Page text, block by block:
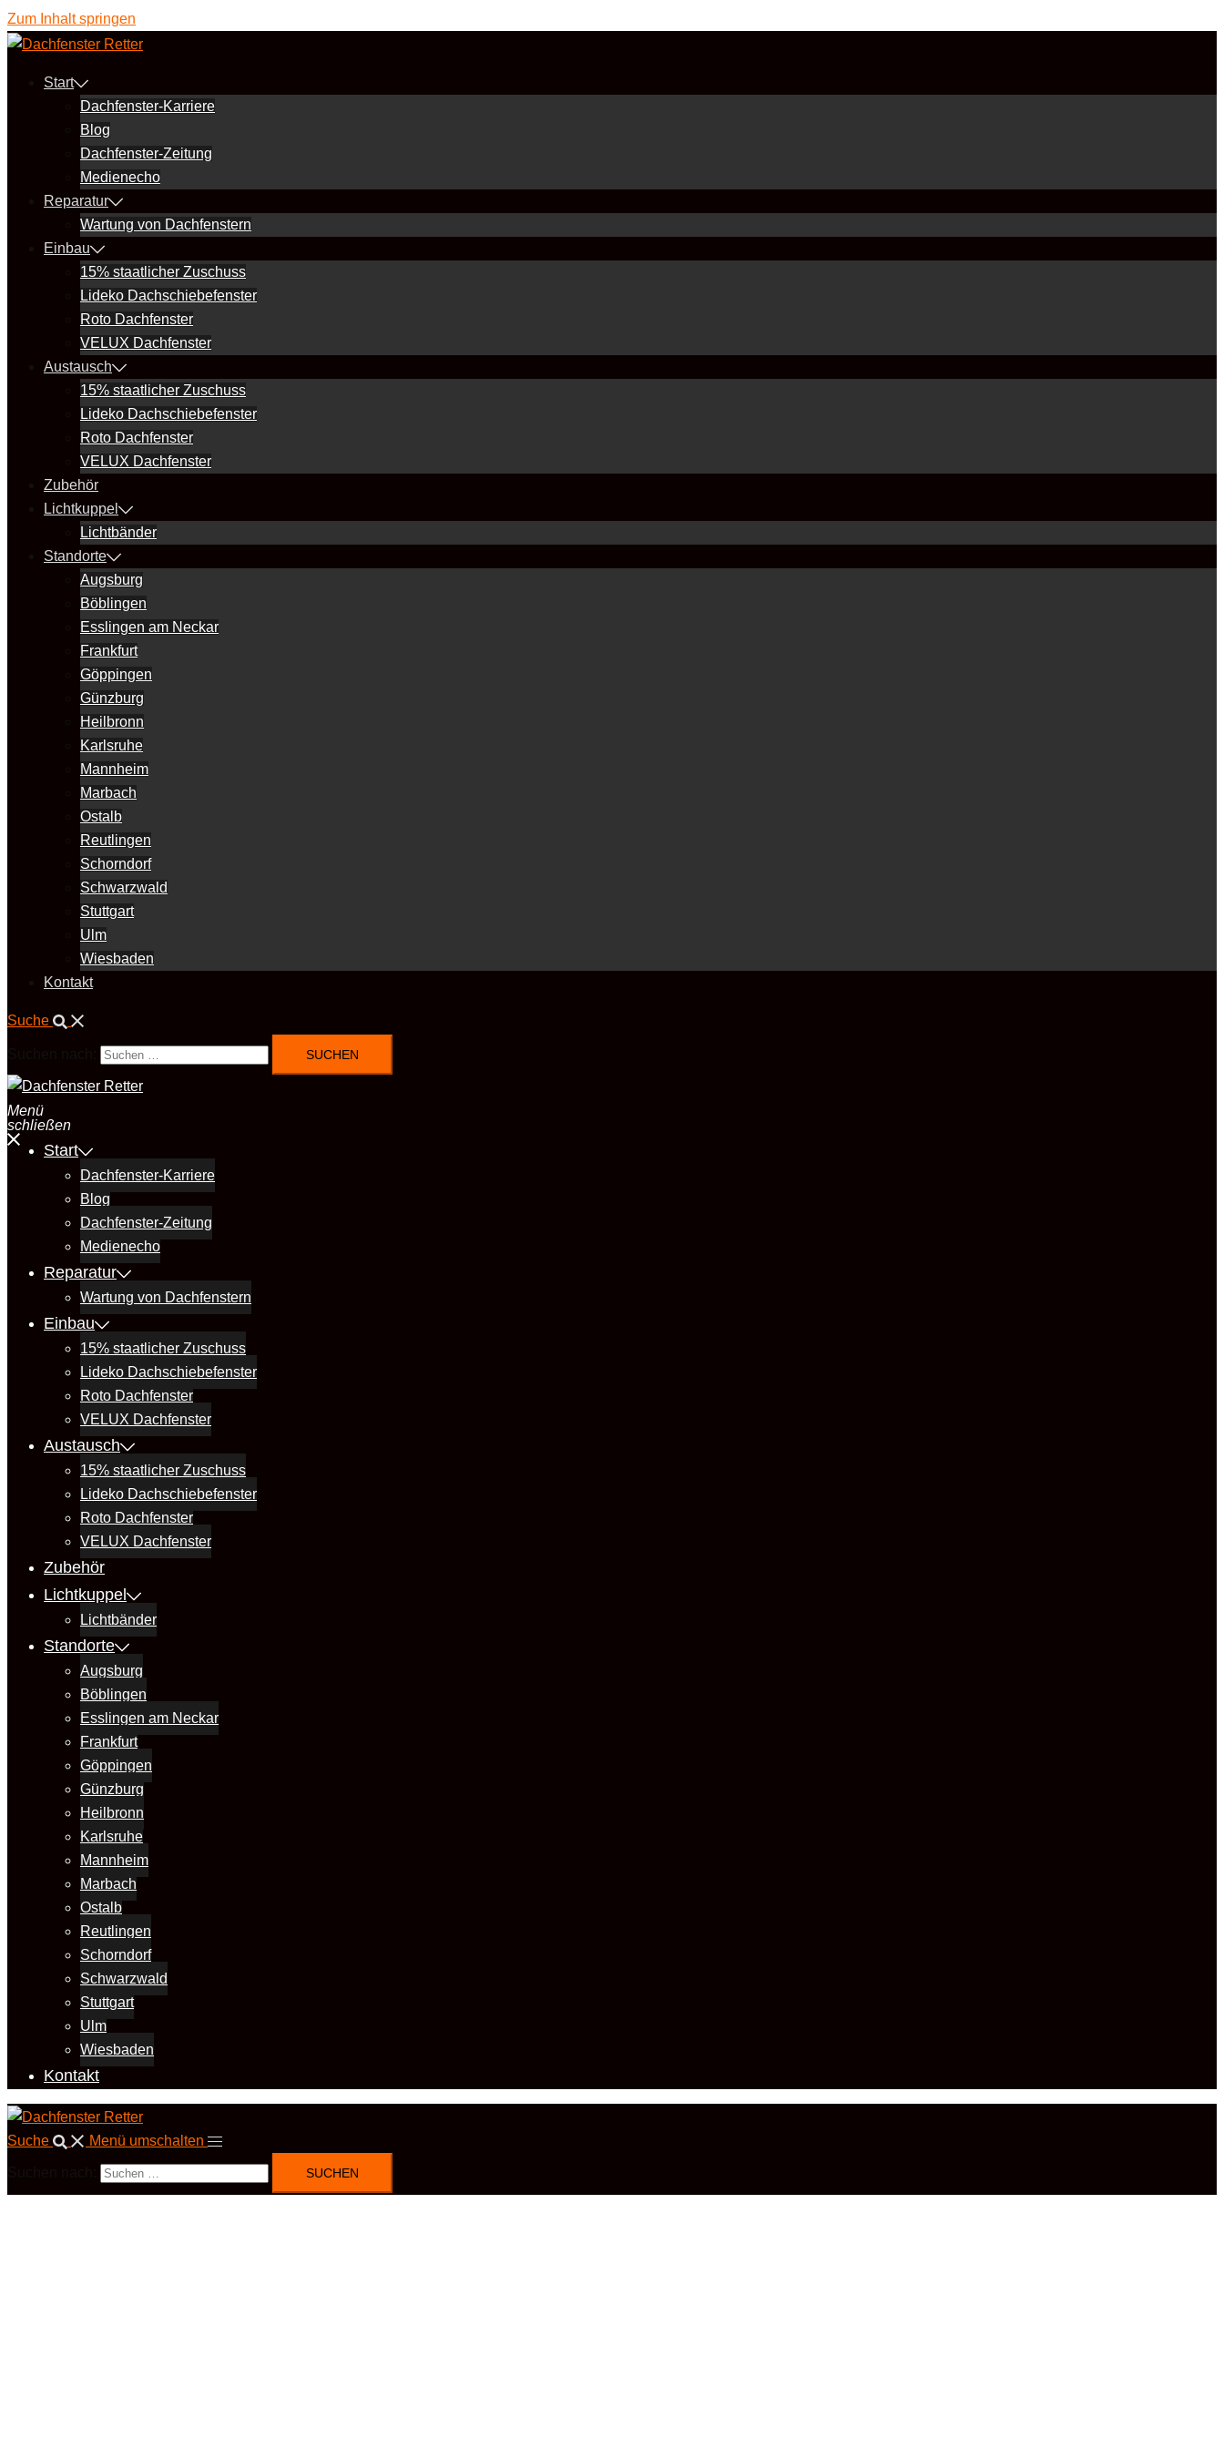
Zum Inhalt springen
Start
Dachfenster-Karriere
Blog
Dachfenster-Zeitung
Medienecho
Reparatur
Wartung von Dachfenstern
Einbau
15% staatlicher Zuschuss
Lideko Dachschiebefenster
Roto Dachfenster
VELUX Dachfenster
Austausch
15% staatlicher Zuschuss
Lideko Dachschiebefenster
Roto Dachfenster
VELUX Dachfenster
Zubehör
Lichtkuppel
Lichtbänder
Standorte
Augsburg
Böblingen
Esslingen am Neckar
Frankfurt
Göppingen
Günzburg
Heilbronn
Karlsruhe
Mannheim
Marbach
Ostalb
Reutlingen
Schorndorf
Schwarzwald
Stuttgart
Ulm
Wiesbaden
Kontakt
Suche
Menü
schließen
Start
Dachfenster-Karriere
Blog
Dachfenster-Zeitung
Medienecho
Reparatur
Wartung von Dachfenstern
Einbau
15% staatlicher Zuschuss
Lideko Dachschiebefenster
Roto Dachfenster
VELUX Dachfenster
Austausch
15% staatlicher Zuschuss
Lideko Dachschiebefenster
Roto Dachfenster
VELUX Dachfenster
Zubehör
Lichtkuppel
Lichtbänder
Standorte
Augsburg
Böblingen
Esslingen am Neckar
Frankfurt
Göppingen
Günzburg
Heilbronn
Karlsruhe
Mannheim
Marbach
Ostalb
Reutlingen
Schorndorf
Schwarzwald
Stuttgart
Ulm
Wiesbaden
Kontakt
Suche Menü umschalten